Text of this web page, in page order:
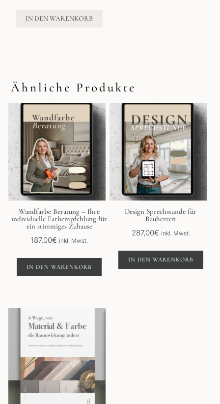
IN DEN WARENKORB
Ähnliche Produkte
Wandfarbe Beratung – Ihre
individuelle Farbempfehlung für
ein stimmiges Zuhause
187,00€ inkl. Mwst.
IN DEN WARENKORB
Design Sprechstunde für
Bauherren
287,00€ inkl. Mwst.
IN DEN WARENKORB